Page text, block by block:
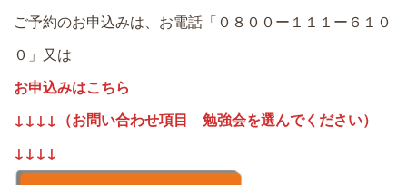
ご予約のお申込みは、お電話「０８００ー１１１ー６１０
０」又は
お申込みはこちら
↓↓↓↓（お問い合わせ項目 勉強会を選んでください）
↓↓↓↓